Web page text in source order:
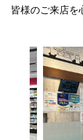
皆様のご来店を